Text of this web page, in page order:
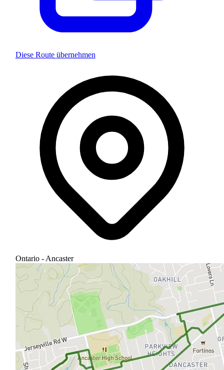
Diese Route übernehmen
Ontario - Ancaster